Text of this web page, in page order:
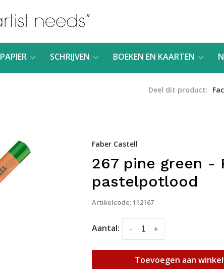
PAPIER SCHRIJVEN BOEKEN EN KAARTEN
Deel dit product:
Faber Castell
267 pine green -
pastelpotlood
Artikelcode:112167
Aantal: +
-
Toevoegen aan